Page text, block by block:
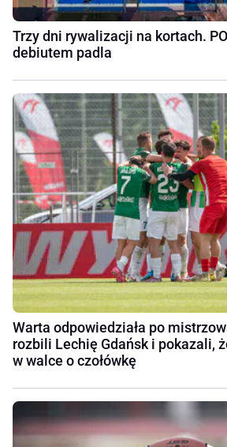
Trzy dni rywalizacji na kortach.
debiutem padla
Warta odpowiedziała po
rozbili Lechię Gdańsk i pokazali,
w walce o czołówkę